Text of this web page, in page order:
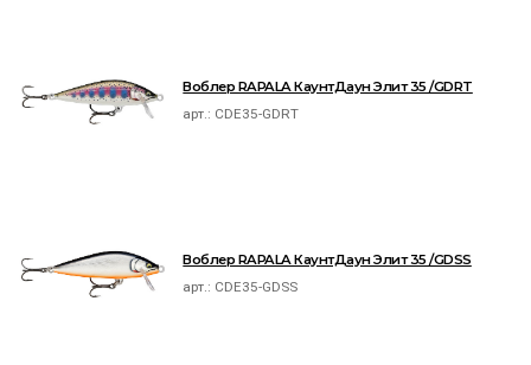
Воблер RAPALA КаунтДаун Элит 35 /GDRT
арт.: CDE35-GDRT
Воблер RAPALA КаунтДаун Элит 35 /GDSS
арт.: CDE35-GDSS